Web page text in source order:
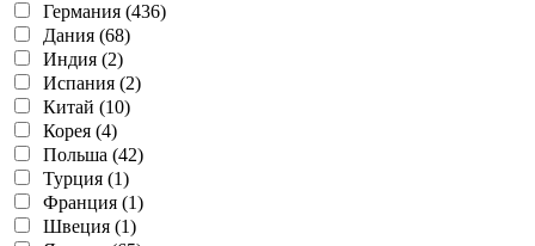
Германия (436)
Дания (68)
Индия (2)
Испания (2)
Китай (10)
Корея (4)
Польша (42)
Турция (1)
Франция (1)
Швеция (1)